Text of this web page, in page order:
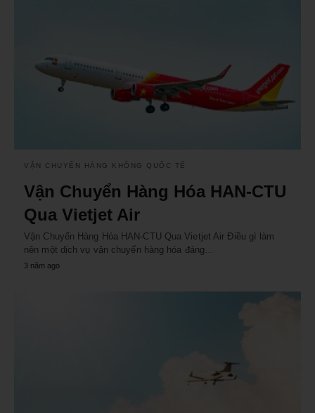
VẬN CHUYỂN HÀNG KHÔNG QUỐC TẾ
Vận Chuyển Hàng Hóa HAN-CTU
Qua Vietjet Air
Vận Chuyển Hàng Hóa HAN-CTU Qua Vietjet Air Điều gì làm
nên một dịch vụ vận chuyển hàng hóa đáng…
3 năm ago